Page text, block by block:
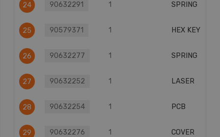
24 90632291 1 SPRING
25 90579371 1 HEX KEY
26 90632277 1 SPRING
27 90632252 1 LASER
28 90632254 1 PCB
29 90632276 1 COVER